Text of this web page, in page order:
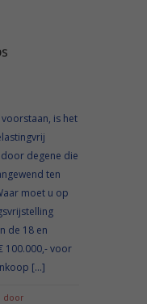
is het
degene die
ten
moet u op
de 18 en
100.000,- voor
[…]
door